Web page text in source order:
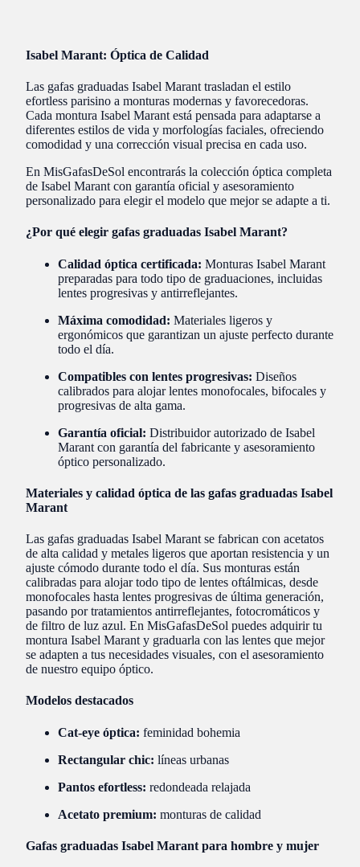
Isabel Marant: Óptica de Calidad
Las gafas graduadas Isabel Marant trasladan el estilo
efortless parisino a monturas modernas y favorecedoras.
Cada montura Isabel Marant está pensada para adaptarse a
diferentes estilos de vida y morfologías faciales, ofreciendo
comodidad y una corrección visual precisa en cada uso.
En MisGafasDeSol encontrarás la colección óptica completa
de Isabel Marant con garantía oficial y asesoramiento
personalizado para elegir el modelo que mejor se adapte a ti.
¿Por qué elegir gafas graduadas Isabel Marant?
Calidad óptica certificada: Monturas Isabel Marant
preparadas para todo tipo de graduaciones, incluidas
lentes progresivas y antirreflejantes.
Máxima comodidad: Materiales ligeros y
ergonómicos que garantizan un ajuste perfecto durante
todo el día.
Compatibles con lentes progresivas: Diseños
calibrados para alojar lentes monofocales, bifocales y
progresivas de alta gama.
Garantía oficial: Distribuidor autorizado de Isabel
Marant con garantía del fabricante y asesoramiento
óptico personalizado.
Materiales y calidad óptica de las gafas graduadas Isabel
Marant
Las gafas graduadas Isabel Marant se fabrican con acetatos
de alta calidad y metales ligeros que aportan resistencia y un
ajuste cómodo durante todo el día. Sus monturas están
calibradas para alojar todo tipo de lentes oftálmicas, desde
monofocales hasta lentes progresivas de última generación,
pasando por tratamientos antirreflejantes, fotocromáticos y
de filtro de luz azul. En MisGafasDeSol puedes adquirir tu
montura Isabel Marant y graduarla con las lentes que mejor
se adapten a tus necesidades visuales, con el asesoramiento
de nuestro equipo óptico.
Modelos destacados
Cat-eye óptica: feminidad bohemia
Rectangular chic: líneas urbanas
Pantos efortless: redondeada relajada
Acetato premium: monturas de calidad
Gafas graduadas Isabel Marant para hombre y mujer